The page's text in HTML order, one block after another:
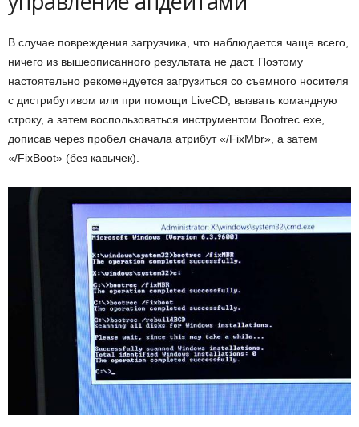
В случае повреждения загрузчика, что наблюдается чаще всего,
ничего из вышеописанного результата не даст. Поэтому
настоятельно рекомендуется загрузиться со съемного носителя
с дистрибутивом или при помощи LiveCD, вызвать командную
строку, а затем воспользоваться инструментом Bootrec.exe,
дописав через пробел сначала атрибут «/FixMbr», а затем
«/FixBoot» (без кавычек).